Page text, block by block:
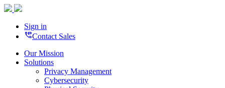
Sign in
perm_phone_msgContact Sales
Our Mission
Solutions
Privacy Management
Cybersecurity